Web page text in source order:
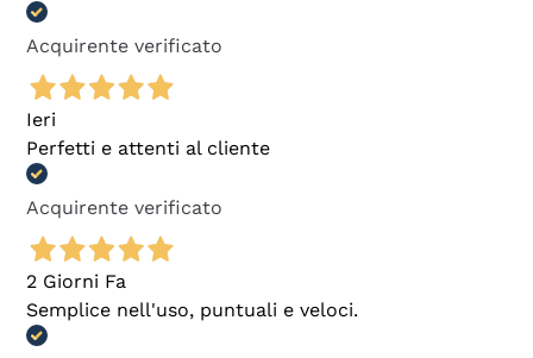
Acquirente verificato
Ieri
Perfetti e attenti al cliente
Acquirente verificato
2 Giorni Fa
Semplice nell'uso, puntuali e veloci.